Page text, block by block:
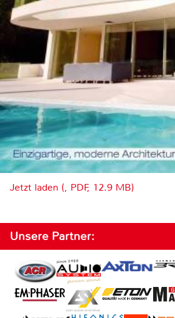
Jetzt laden (, PDF, 12.9 MB)
Unsere Partner: